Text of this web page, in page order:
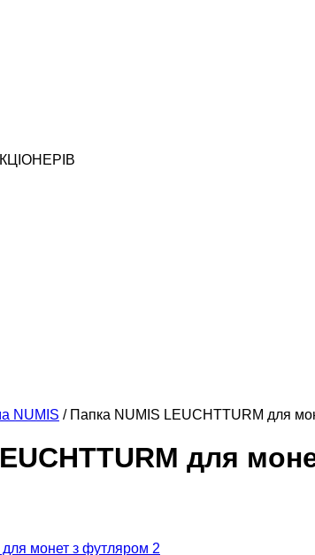
NUMIS / Папка NUMIS LEUCHTTURM для
для